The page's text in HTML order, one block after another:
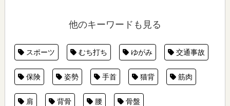
他のキーワードも見る
スポーツ むち打ち ゆがみ 交通事故
保険 姿勢 手首 猫背 筋肉
肩 背骨 腰 骨盤